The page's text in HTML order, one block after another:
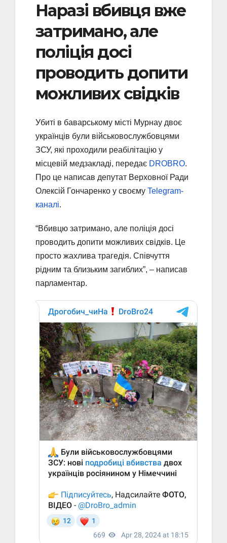
Наразі вбивця вже
затримано, але
поліція досі
проводить допити
можливих свідків
Убиті в баварському місті Мурнау двоє
українців були військовослужбовцями
ЗСУ, які проходили реабілітацію у
місцевій медзакладі, передає DROBRO.
Про це написав депутат Верховної Ради
Олексій Гончаренко у своєму Telegram-
каналі.
“Вбивцю затримано, але поліція досі
проводить допити можливих свідків. Це
просто жахлива трагедія. Співчуття
рідним та близьким загиблих”, – написав
парламентар.